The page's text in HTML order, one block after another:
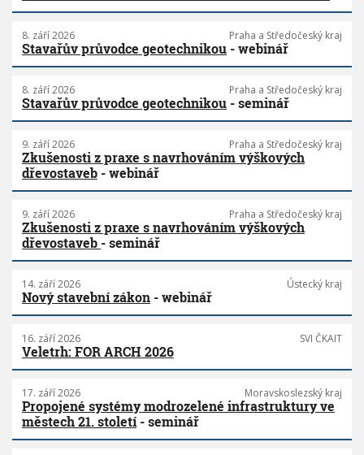
8. září 2026 Praha a Středočeský kraj
Stavařův průvodce geotechnikou - webinář
8. září 2026 Praha a Středočeský kraj
Stavařův průvodce geotechnikou - seminář
9. září 2026 Praha a Středočeský kraj
Zkušenosti z praxe s navrhováním výškových
dřevostaveb - webinář
9. září 2026 Praha a Středočeský kraj
Zkušenosti z praxe s navrhováním výškových
dřevostaveb - seminář
14. září 2026 Ústecký kraj
Nový stavební zákon - webinář
16. září 2026 SVI ČKAIT
Veletrh: FOR ARCH 2026
17. září 2026 Moravskoslezský kraj
Propojené systémy modrozelené infrastruktury ve
městech 21. století- seminář